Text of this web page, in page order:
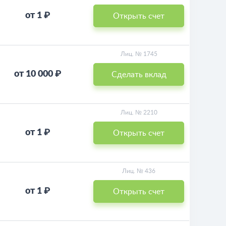
от 1 ₽ Открыть счет
от 10 000 ₽
Лиц. № 1745
Сделать вклад
от 1 ₽
Лиц. № 2210
Открыть счет
от 1 ₽
Лиц. № 436
Открыть счет